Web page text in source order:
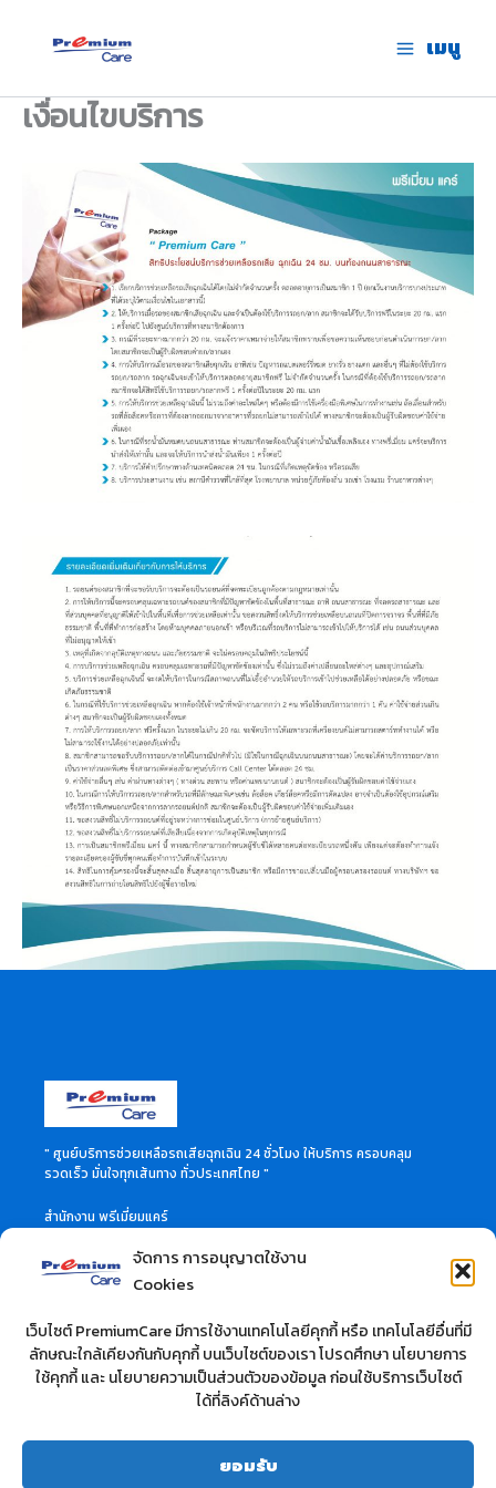
จัดการ การอนุญาตใช้งาน
Cookies
เว็บไซต์ PremiumCare มีการใช้งานเทคโนโลยีคุกกี้ หรือ เทคโนโลยีอื่นที่มี
ลักษณะใกล้เคียงกันกับคุกกี้ บนเว็บไซต์ของเรา โปรดศึกษา นโยบายการ
ใช้คุกกี้ และ นโยบายความเป็นส่วนตัวของข้อมูล ก่อนใช้บริการเว็บไซต์
ได้ที่ลิงค์ด้านล่าง
ยอมรับ
เมนู
เงื่อนไขบริการ
" ศูนย์บริการช่วยเหลือรถเสียฉุกเฉิน 24 ชั่วโมง ให้บริการ ครอบคลุม
รวดเร็ว มั่นใจทุกเส้นทาง ทั่วประเทศไทย "
สำนักงาน พรีเมี่ยมแคร์
กรุงเทพมหานคร 10310
สอบถามข้อมูลเพิ่มเติมได้ที่
Call Center 02-114-3515
บริษัท ที.วี.ซี. คาร์แคร์ จำกัด
สำนักงาน : 10/37 ซอยลาดพร้าว 28 ถนนลาดพร้าว
แขวงจันทรเกษม เขตวังทองหลาง กรุงเทพฯ 10900 จำกัด
โทร : 02-512-0283
www.premium-carcare.com